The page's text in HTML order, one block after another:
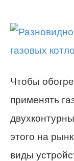
Чтобы
применять
этого на
виды